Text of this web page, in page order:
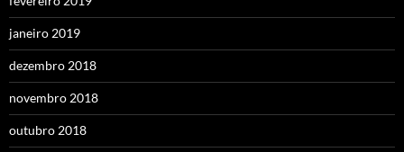
janeiro 2019
dezembro 2018
novembro 2018
outubro 2018